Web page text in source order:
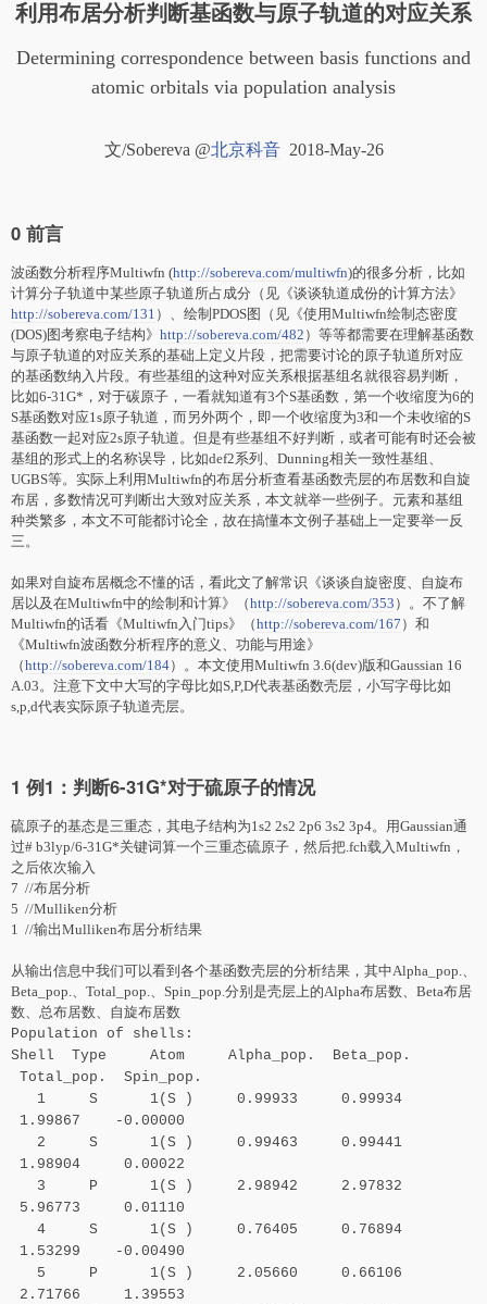
利用布居分析判断基函数与原子轨道的对应关系
Determining correspondence between basis functions and
atomic orbitals via population analysis
文/Sobereva @北京科音2018-May-26
0 前言
波函数分析程序Multiwfn (http://sobereva.com/multiwfn)的很多分析，比如
计算分子轨道中某些原子轨道所占成分（见《谈谈轨道成份的计算方法》
http://sobereva.com/131 ）、绘制PDOS图（见《使用Multiwfn绘制态密度
(DOS)图考察电子结构》 http://sobereva.com/482 ）等等都需要在理解基函数
与原子轨道的对应关系的基础上定义片段，把需要讨论的原子轨道所对应
的基函数纳入片段。有些基组的这种对应关系根据基组名就很容易判断，
比如6-31G*，对于碳原子，一看就知道有3个S基函数，第一个收缩度为6的
S基函数对应1s原子轨道，而另外两个，即一个收缩度为3和一个未收缩的S
基函数一起对应2s原子轨道。但是有些基组不好判断，或者可能有时还会被
基组的形式上的名称误导，比如def2系列、Dunning相关一致性基组、
UGBS等。实际上利用Multiwfn的布居分析查看基函数壳层的布居数和自旋
布居，多数情况可判断出大致对应关系，本文就举一些例子。元素和基组
种类繁多，本文不可能都讨论全，故在搞懂本文例子基础上一定要举一反
三。
如果对自旋布居概念不懂的话，看此文了解常识《谈谈自旋密度、自旋布
居以及在Multiwfn中的绘制和计算》（http://sobereva.com/353 ）。不了解
Multiwfn的话看《Multiwfn入门tips》（http://sobereva.com/167 ）和
《Multiwfn波函数分析程序的意义、功能与用途》
（http://sobereva.com/184）。本文使用Multiwfn 3.6(dev)版和Gaussian 16
A.03。注意下文中大写的字母比如S,P,D代表基函数壳层，小写字母比如
s,p,d代表实际原子轨道壳层。
1 例1：判断6-31G*对于硫原子的情况
硫原子的基态是三重态，其电子结构为1s2 2s2 2p6 3s2 3p4。用Gaussian通
过# b3lyp/6-31G*关键词算一个三重态硫原子，然后把.fch载入Multiwfn，
之后依次输入
7 //布居分析
5 //Mulliken分析
1 //输出Mulliken布居分析结果
从输出信息中我们可以看到各个基函数壳层的分析结果，其中Alpha_pop.、
Beta_pop.、Total_pop.、Spin_pop.分别是壳层上的Alpha布居数、Beta布居
数、总布居数、自旋布居数
Population of shells:
Shell Type Atom Alpha_pop. Beta_pop.
Total_pop. Spin_pop.
1 S 1(S ) 0.99933 0.99934
1.99867 -0.00000
2 S 1(S ) 0.99463 0.99441
1.98904 0.00022
3 P 1(S ) 2.98942 2.97832
5.96773 0.01110
4 S 1(S ) 0.76405 0.76894
1.53299 -0.00490
5 P 1(S ) 2.05660 0.66106
2.71766 1.39553